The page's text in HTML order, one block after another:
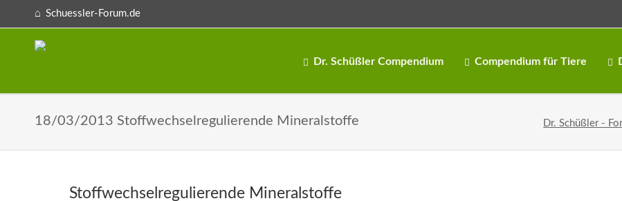
Schuessler-Forum.de
Dr. Schüßler Compendium Compendium für Tiere
18/03/2013 Stoffwechselregulierende Mineralstoffe Dr. Schüßler -
Stoffwechselregulierende Mineralstoffe